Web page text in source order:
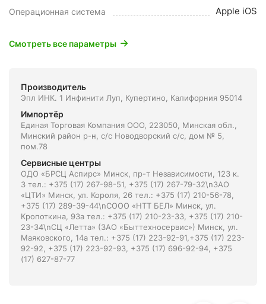
Операционная система Apple iOS
Смотреть все параметры
Производитель
Эпл ИНК. 1 Инфинити Луп, Купертино, Калифорния 95014
Импортёр
Единая Торговая Компания ООО, 223050, Минская обл.,
Минский район р-н, с/с Новодворский с/с, дом № 5,
пом.78
Сервисные центры
ОДО «БРСЦ Аспирс» Минск, пр-т Независимости, 123 к.
3 тел.: +375 (17) 267-98-51, +375 (17) 267-79-32\nЗАО
«ЦТИ» Минск, ул. Короля, 26 тел.: +375 (17) 210-56-78,
+375 (17) 289-39-44\nСООО «НТТ БЕЛ» Минск, ул.
Кропоткина, 93а тел.: +375 (17) 210-23-33, +375 (17) 210-
23-34\nСЦ «Летта» (ЗАО «Быттехносервис») Минск, ул.
Маяковского, 14а тел.: +375 (17) 223-92-91,+375 (17) 223-
92-92, +375 (17) 223-92-93, +375 (17) 696-92-94, +375
(17) 627-87-77